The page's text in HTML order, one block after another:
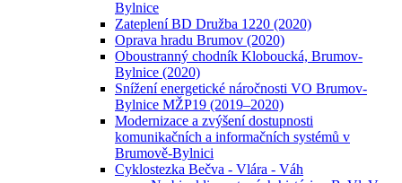
Bylnice
Zateplení BD Družba 1220 (2020)
Oprava hradu Brumov (2020)
Oboustranný chodník Kloboucká, Brumov-
Bylnice (2020)
Snížení energetické náročnosti VO Brumov-
Bylnice MŽP19 (2019–2020)
Modernizace a zvýšení dostupnosti
komunikačních a informačních systémů v
Brumově-Bylnici
Cyklostezka Bečva - Vlára - Váh